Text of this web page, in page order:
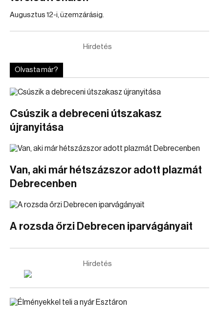
Augusztus 12-i, üzemzárásig.
Hirdetés
Olvasta már?
Csúszik a debreceni útszakasz
újranyitása
Van, aki már hétszázszor adott plazmát
Debrecenben
A rozsda őrzi Debrecen iparvágányait
Hirdetés